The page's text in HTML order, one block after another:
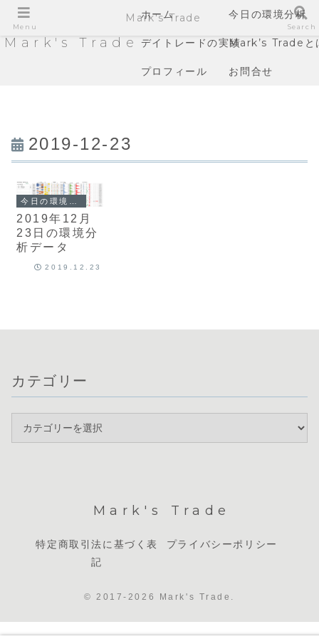
Mark's Trade
ホーム 今日の環境分析
デイトレードの実績Mark’s Tradeと
プロフィール お問合せ
2019-12-23
今日の環境分析
2019年12月
23日の環境分
析データ
2019.12.23
カテゴリー
Mark's Trade
特定商取引法に基づく表
記
プライバシーポリシー
© 2017-2026 Mark's Trade.
Menu
Mark's Trade
Search